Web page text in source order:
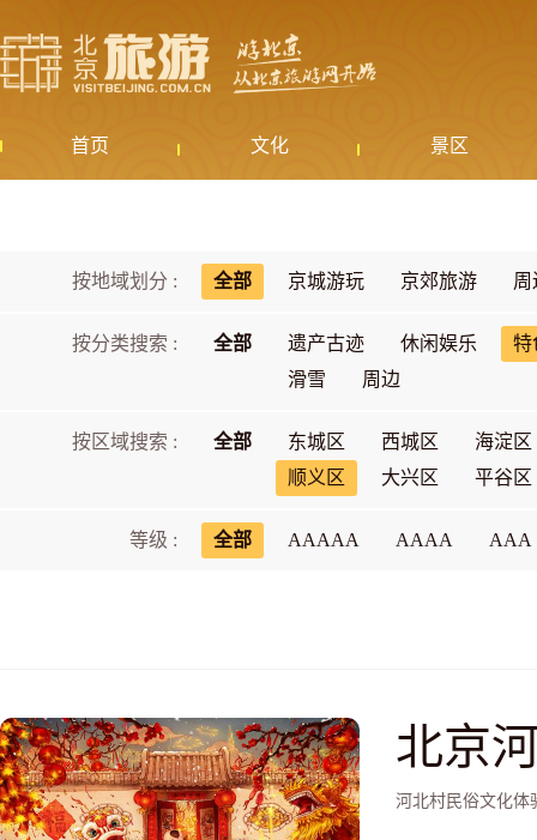
首页 文化 景区
按地域划分 : 全部 京城游玩 京郊旅游 周
按分类搜索 : 全部 遗产古迹 休闲娱乐
特
滑雪
周边
按区域搜索 : 全部 东城区 西城区
海淀区
顺义区
大兴区 平谷区
等级 : 全部 AAAAA AAAA AAA
北京
河北村民俗文化体